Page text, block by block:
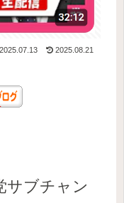
2025.07.13 2025.08.21
サブチャン